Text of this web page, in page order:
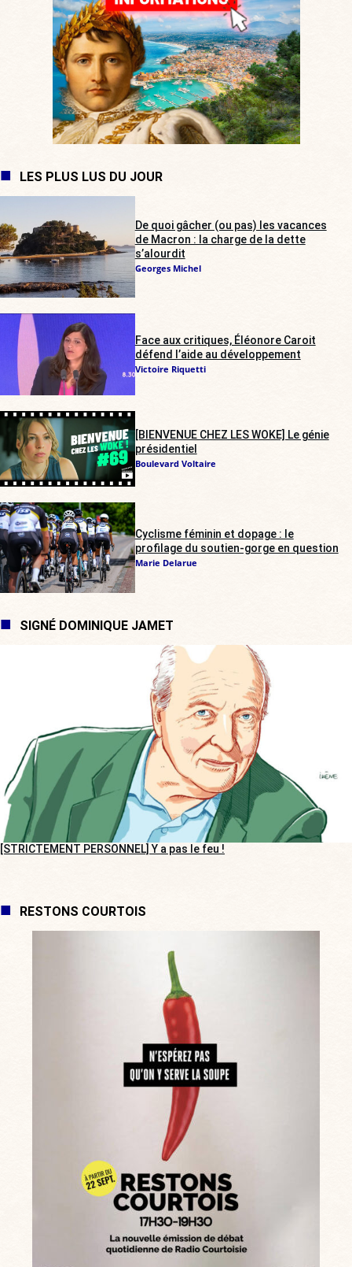
LES PLUS LUS DU JOUR
De quoi gâcher (ou pas) les vacances
de Macron : la charge de la dette
s’alourdit
Georges Michel
Face aux critiques, Éléonore Caroit
défend l’aide au développement
Victoire Riquetti
[BIENVENUE CHEZ LES WOKE] Le génie
présidentiel
Boulevard Voltaire
Cyclisme féminin et dopage : le
profilage du soutien-gorge en question
Marie Delarue
SIGNÉ DOMINIQUE JAMET
[STRICTEMENT PERSONNEL] Y a pas le feu !
RESTONS COURTOIS